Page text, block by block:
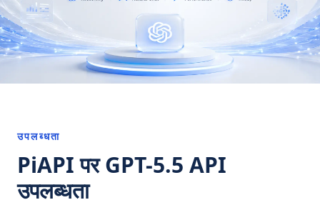
उपलब्धता
PiAPI पर GPT-5.5 API
उपलब्धता